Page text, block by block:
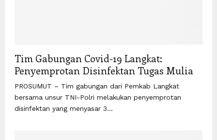
Tim Gabungan Covid-19 Langkat:
Penyemprotan Disinfektan Tugas Mulia
PROSUMUT – Tim gabungan dari Pemkab Langkat
bersama unsur TNI-Polri melakukan penyemprotan
disinfektan yang menyasar 3...